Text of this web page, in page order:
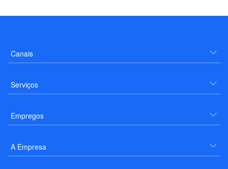
Canais
Serviços
Empregos
A Empresa